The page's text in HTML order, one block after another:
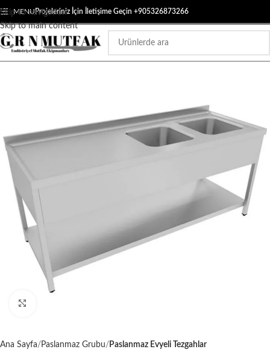
Skip to navigation
Skip to main content
MENUProjeleriniz İçin İletişime Geçin +905326873266
Ana Sayfa Paslanmaz Grubu Paslanmaz Evyeli Tezgahlar